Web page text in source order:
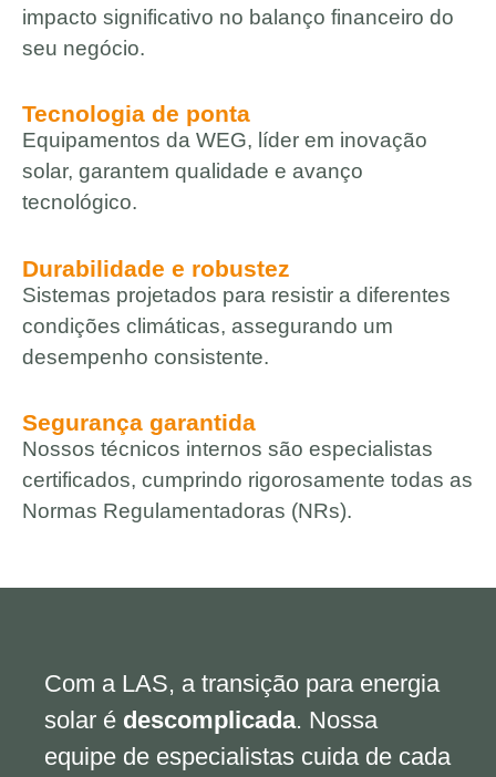
impacto significativo no balanço financeiro do
seu negócio.
Tecnologia de ponta
Equipamentos da WEG, líder em inovação
solar, garantem qualidade e avanço
tecnológico.
Durabilidade e robustez
Sistemas projetados para resistir a diferentes
condições climáticas, assegurando um
desempenho consistente.
Segurança garantida
Nossos técnicos internos são especialistas
certificados, cumprindo rigorosamente todas as
Normas Regulamentadoras (NRs).
Com a LAS, a transição para energia
solar é descomplicada. Nossa
equipe de especialistas cuida de cada